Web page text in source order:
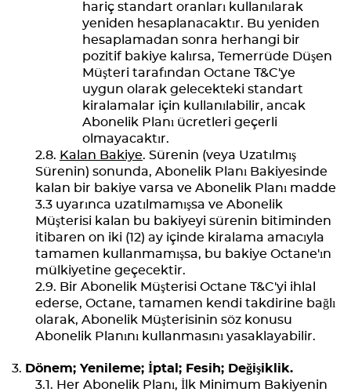
hariç standart oranları kullanılarak
yeniden hesaplanacaktır. Bu yeniden
hesaplamadan sonra herhangi bir
pozitif bakiye kalırsa, Temerrüde Düşen
Müşteri tarafından Octane T&C'ye
uygun olarak gelecekteki standart
kiralamalar için kullanılabilir, ancak
Abonelik Planı ücretleri geçerli
olmayacaktır.
Kalan Bakiye. Sürenin (veya Uzatılmış
Sürenin) sonunda, Abonelik Planı Bakiyesinde
kalan bir bakiye varsa ve Abonelik Planı madde
3.3 uyarınca uzatılmamışsa ve Abonelik
Müşterisi kalan bu bakiyeyi sürenin bitiminden
itibaren on iki (12) ay içinde kiralama amacıyla
tamamen kullanmamışsa, bu bakiye Octane'ın
mülkiyetine geçecektir.
Bir Abonelik Müşterisi Octane T&C'yi ihlal
ederse, Octane, tamamen kendi takdirine bağlı
olarak, Abonelik Müşterisinin söz konusu
Abonelik Planını kullanmasını yasaklayabilir.
Dönem; Yenileme; İptal; Fesih; Değişiklik.
Her Abonelik Planı, İlk Minimum Bakiyenin